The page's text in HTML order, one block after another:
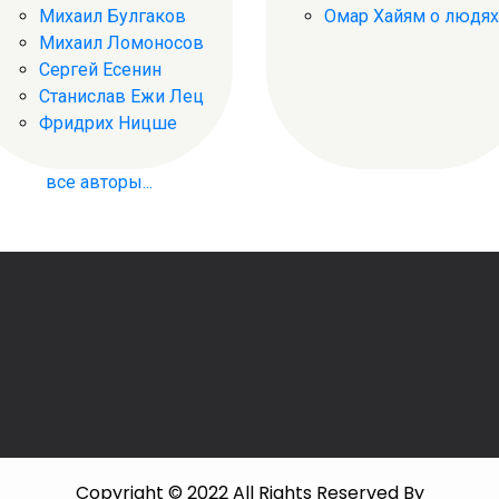
Михаил Булгаков
Михаил Ломоносов
Сергей Есенин
Станислав Ежи Лец
Фридрих Ницше
все авторы...
Омар Хайям о людях
Copyright © 2022 All Rights Reserved By